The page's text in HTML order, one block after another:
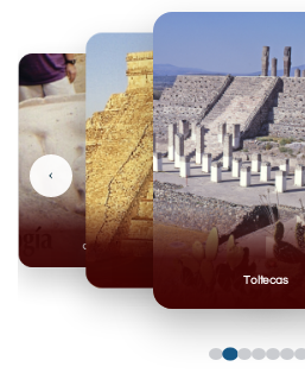
Toltecas
Olmecas
‹